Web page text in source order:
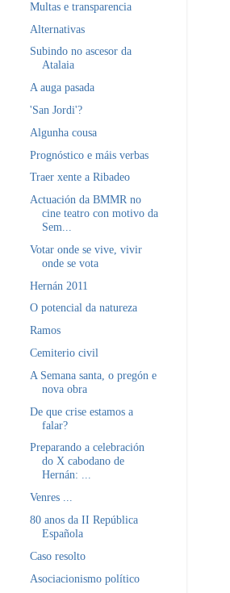
Multas e transparencia
Alternativas
Subindo no ascesor da
Atalaia
A auga pasada
'San Jordi'?
Algunha cousa
Prognóstico e máis verbas
Traer xente a Ribadeo
Actuación da BMMR no
cine teatro con motivo da
Sem...
Votar onde se vive, vivir
onde se vota
Hernán 2011
O potencial da natureza
Ramos
Cemiterio civil
A Semana santa, o pregón e
nova obra
De que crise estamos a
falar?
Preparando a celebración
do X cabodano de
Hernán: ...
Venres ...
80 anos da II República
Española
Caso resolto
Asociacionismo político